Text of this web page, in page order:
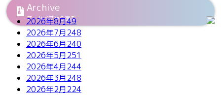
Archive
アーカイブから選ぶ
2026年8月49
2026年7月248
2026年6月240
2026年5月251
2026年4月244
2026年3月248
2026年2月224